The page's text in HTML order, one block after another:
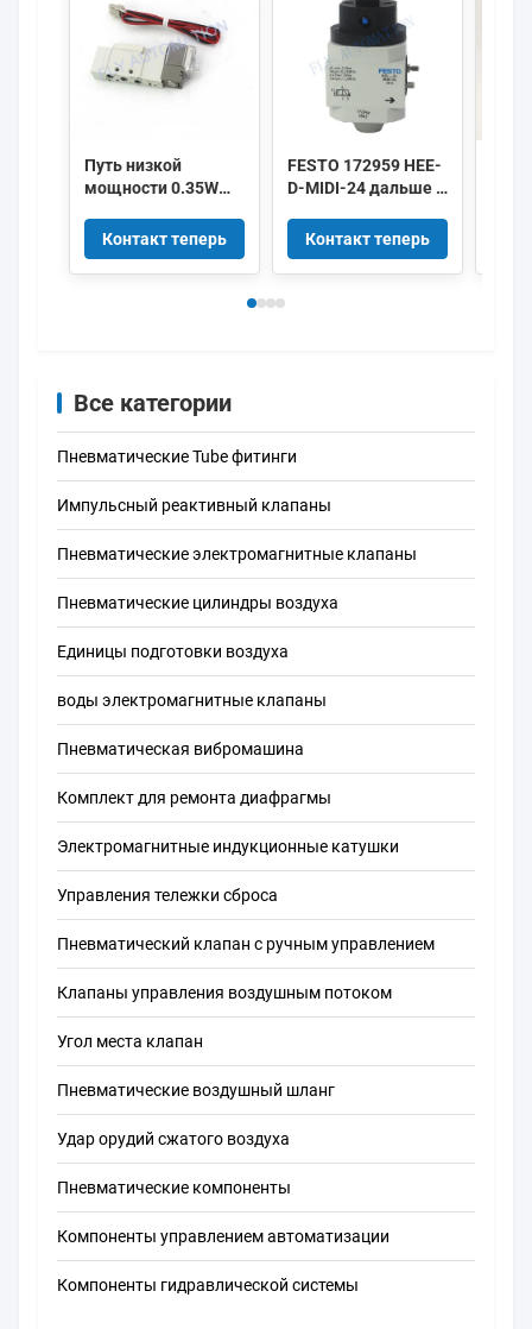
Путь низкой
мощности 0.35W
соленоида SMC
DC24V SY3120-
5LZD-M5
Контакт теперь
FESTO 172959 HEE-
D-MIDI-24 дальше с
HEE-D-MINI-24
Контакт теперь
Все категории
Пневматические Tube фитинги
Импульсный реактивный клапаны
Пневматические электромагнитные клапаны
Пневматические цилиндры воздуха
Единицы подготовки воздуха
воды электромагнитные клапаны
Пневматическая вибромашина
Комплект для ремонта диафрагмы
Электромагнитные индукционные катушки
Управления тележки сброса
Пневматический клапан с ручным управлением
Клапаны управления воздушным потоком
Угол места клапан
Пневматические воздушный шланг
Удар орудий сжатого воздуха
Пневматические компоненты
Компоненты управлением автоматизации
Компоненты гидравлической системы